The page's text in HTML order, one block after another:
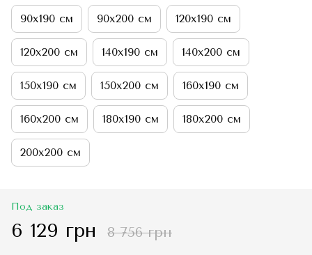
90х190 см 90х200 см 120х190 см
120х200 см 140х190 см 140х200 см
150х190 см 150х200 см 160х190 см
160х200 см 180х190 см 180х200 см
200х200 см
Под заказ
6 129 грн 8 756 грн